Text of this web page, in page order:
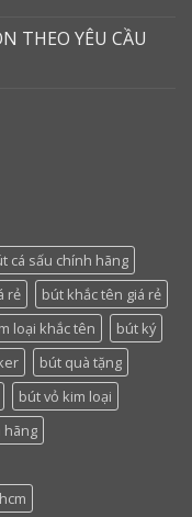
THEO YÊU CẦU
cá sấu chính hãng
rẻ
bút khắc tên giá rẻ
loại khắc tên
bút ký
bút quà tặng
bút vỏ kim loại
hãng